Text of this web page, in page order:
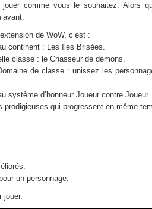
jouer comme vous le souhaitez. Alors
de WoW, c’est :
continent : Les Iles Brisées.
classe : le Chasseur de démons.
de classe : unissez les
système d’honneur Joueur contre Joueur.
prodigieuses qui progressent en même
un personnage.
jouer.